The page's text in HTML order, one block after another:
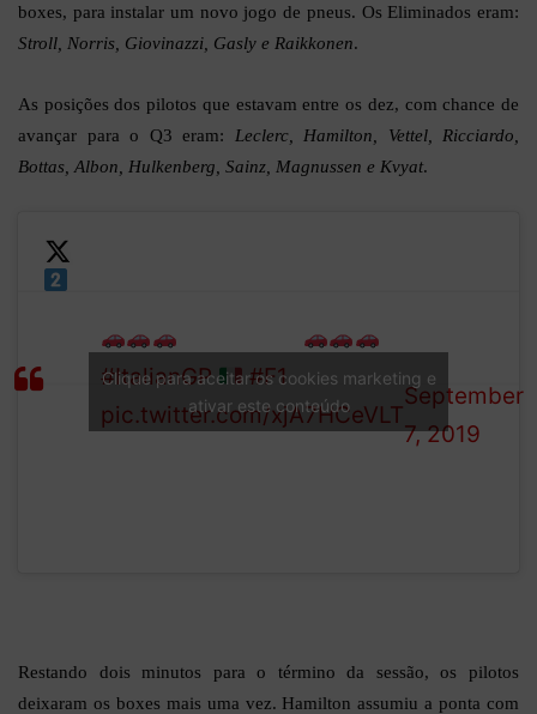
boxes, para instalar um novo jogo de pneus. Os Eliminados eram:
Stroll, Norris, Giovinazzi, Gasly e Raikkonen.
As posições dos pilotos que estavam entre os dez, com chance de
avançar para o Q3 eram: Leclerc, Hamilton, Vettel, Ricciardo,
Bottas, Albon, Hulkenberg, Sainz, Magnussen e Kvyat.
GO
#ItalianGP
#F1
pic.twitter.com/xjA7HCeVLT
1 (@F1)
September
7, 2019
Clique para aceitar os cookies marketing e
ativar este conteúdo
Restando dois minutos para o término da sessão, os pilotos
deixaram os boxes mais uma vez. Hamilton assumiu a ponta com